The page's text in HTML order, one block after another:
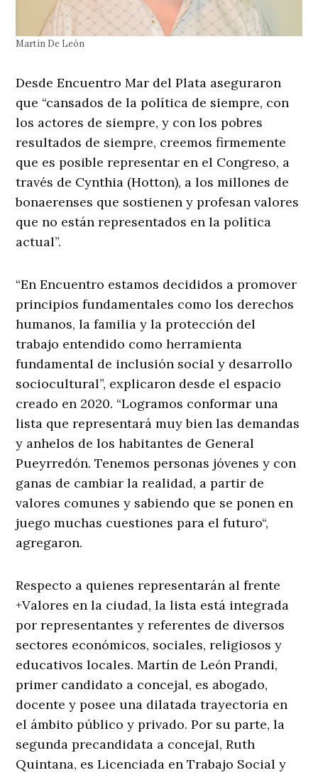
Martín De León
Desde Encuentro Mar del Plata aseguraron
que “cansados de la política de siempre, con
los actores de siempre, y con los pobres
resultados de siempre, creemos firmemente
que es posible representar en el Congreso, a
través de Cynthia (Hotton), a los millones de
bonaerenses que sostienen y profesan valores
que no están representados en la política
actual”.
“En Encuentro estamos decididos a promover
principios fundamentales como los derechos
humanos, la familia y la protección del
trabajo entendido como herramienta
fundamental de inclusión social y desarrollo
sociocultural”, explicaron desde el espacio
creado en 2020. “Logramos conformar una
lista que representará muy bien las demandas
y anhelos de los habitantes de General
Pueyrredón. Tenemos personas jóvenes y con
ganas de cambiar la realidad, a partir de
valores comunes y sabiendo que se ponen en
juego muchas cuestiones para el futuro“,
agregaron.
Respecto a quienes representarán al frente
+Valores en la ciudad, la lista está integrada
por representantes y referentes de diversos
sectores económicos, sociales, religiosos y
educativos locales. Martín de León Prandi,
primer candidato a concejal, es abogado,
docente y posee una dilatada trayectoria en
el ámbito público y privado. Por su parte, la
segunda precandidata a concejal, Ruth
Quintana, es Licenciada en Trabajo Social y